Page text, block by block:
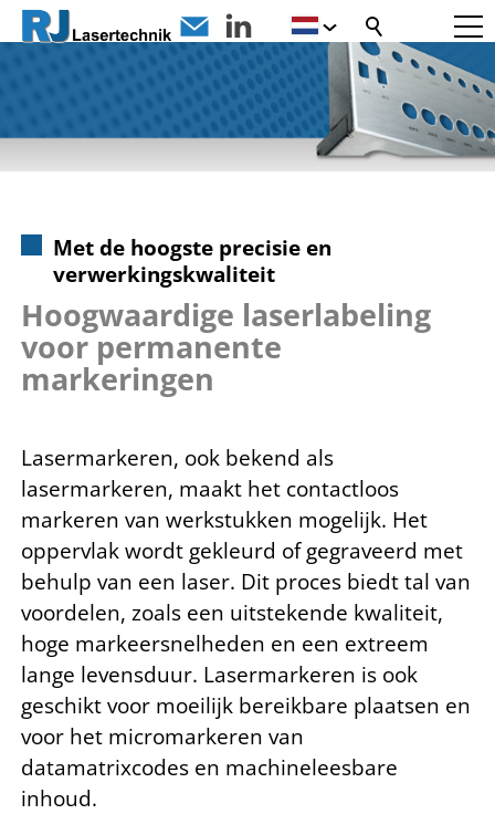
Met de hoogste precisie en
verwerkingskwaliteit
Hoogwaardige laserlabeling
voor permanente
markeringen
Lasermarkeren, ook bekend als
lasermarkeren, maakt het contactloos
markeren van werkstukken mogelijk. Het
oppervlak wordt gekleurd of gegraveerd met
behulp van een laser. Dit proces biedt tal van
voordelen, zoals een uitstekende kwaliteit,
hoge markeersnelheden en een extreem
lange levensduur. Lasermarkeren is ook
geschikt voor moeilijk bereikbare plaatsen en
voor het micromarkeren van
datamatrixcodes en machineleesbare
inhoud.